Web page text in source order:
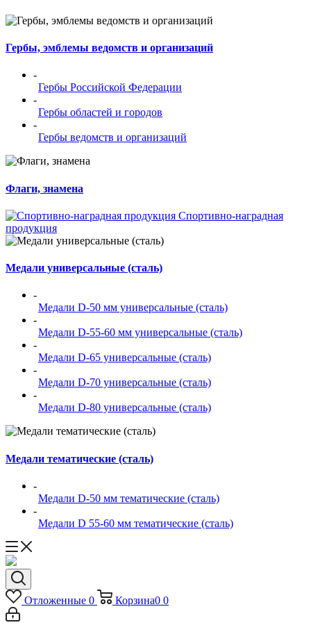
Гербы, эмблемы ведомств и организаций
-
Гербы Российской Федерации
-
Гербы областей и городов
-
Гербы ведомств и организаций
Флаги, знамена
Спортивно-наградная
продукция
Медали универсальные (сталь)
-
Медали D-50 мм универсальные (сталь)
-
Медали D-55-60 мм универсальные (сталь)
-
Медали D-65 универсальные (сталь)
-
Медали D-70 универсальные (сталь)
-
Медали D-80 универсальные (сталь)
Медали тематические (сталь)
-
Медали D-50 мм тематические (сталь)
-
Медали D 55-60 мм тематические (сталь)
Отложенные 0 Корзина0 0